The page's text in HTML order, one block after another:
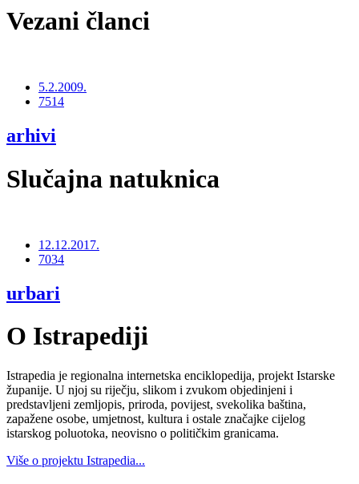
Vezani članci
5.2.2009.
7514
arhivi
Slučajna natuknica
12.12.2017.
7034
urbari
O Istrapediji
Istrapedia je regionalna internetska enciklopedija, projekt Istarske
županije. U njoj su riječju, slikom i zvukom objedinjeni i
predstavljeni zemljopis, priroda, povijest, svekolika baština,
zapažene osobe, umjetnost, kultura i ostale značajke cijelog
istarskog poluotoka, neovisno o političkim granicama.
Više o projektu Istrapedia...